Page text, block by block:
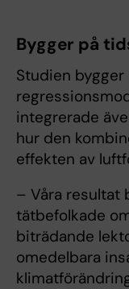
Bygger på
Studien
integrerade
hur den
effekten av
– Våra resultat
tätbefolkade
biträdande
omedelbara